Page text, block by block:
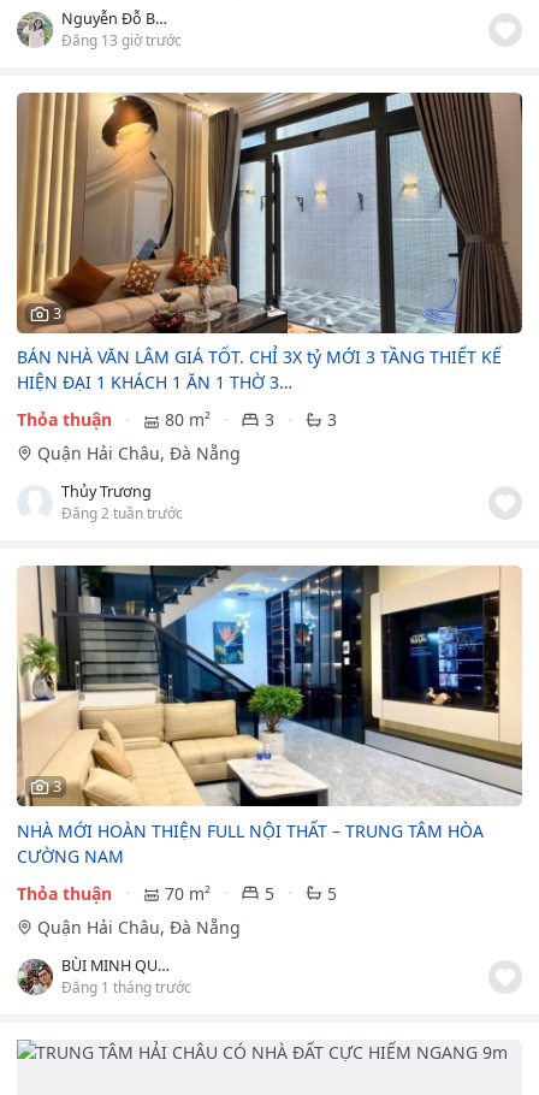
Nguyễn Đỗ Bảo Ngân
Đăng 13 giờ trước
3
BÁN NHÀ VĂN LÂM GIÁ TỐT. CHỈ 3X tỷ MỚI 3 TẦNG THIẾT KẾ
HIỆN ĐẠI 1 KHÁCH 1 ĂN 1 THỜ 3…
Thỏa thuận
80 m² 3
3
Quận Hải Châu, Đà Nẵng
Thủy Trương
Đăng 2 tuần trước
3
NHÀ MỚI HOÀN THIỆN FULL NỘI THẤT – TRUNG TÂM HÒA
CƯỜNG NAM
Thỏa thuận
70 m² 5
5
Quận Hải Châu, Đà Nẵng
BÙI MINH QUYNH
Đăng 1 tháng trước